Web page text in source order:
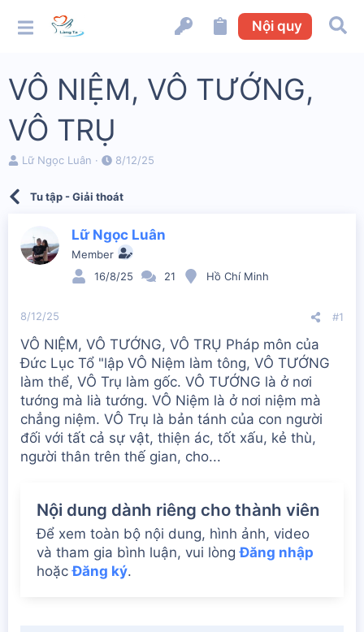
Nội quy
VÔ NIỆM, VÔ TƯỚNG,
VÔ TRỤ
N
h
ở
o
Lữ Ngọc Luân
N
y
ắ
t
đ
ầ
8/12/25
Tu tập - Giải thoát
Lữ Ngọc Luân
Member
16/8/25
21 Hồ Chí Minh
8/12/25 #1
VÔ NIỆM, VÔ TƯỚNG, VÔ TRỤ Pháp môn của
Đức Lục Tổ "lập VÔ Niệm làm tông, VÔ TƯỚNG
làm thể, VÔ Trụ làm gốc. VÔ TƯỚNG là ở nơi
tướng mà lià tướng. VÔ Niệm là ở nơi niệm mà
chẳng niệm. VÔ Trụ là bản tánh của con người
đối với tất cả sự vật, thiện ác, tốt xấu, kẻ thù,
người thân trên thế gian, cho...
Nội dung dành riêng cho thành viên
Để xem toàn bộ nội dung, hình ảnh, video
và tham gia bình luận, vui lòngĐăng nhập
hoặcĐăng ký.